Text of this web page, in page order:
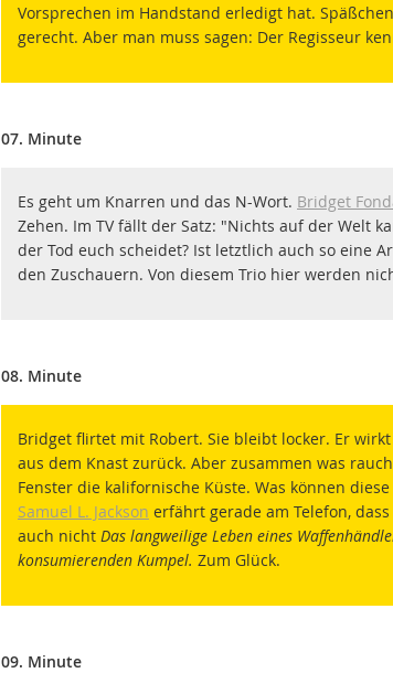
Vorsprechen im Handstand erledigt hat.
gerecht. Aber man muss sagen: Der Regisseur
07. Minute
Es geht um Knarren und das N-Wort. Bridget
Zehen. Im TV fällt der Satz: "Nichts auf der Welt
der Tod euch scheidet? Ist letztlich auch so eine
den Zuschauern. Von diesem Trio hier werden
08. Minute
Bridget flirtet mit Robert. Sie bleibt locker. Er
aus dem Knast zurück. Aber zusammen was
Fenster die kalifornische Küste. Was können
Samuel L. Jackson erfährt gerade am Telefon,
auch nicht Das langweilige Leben eines
konsumierenden Kumpel. Zum Glück.
09. Minute